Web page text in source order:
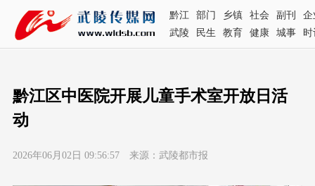
黔江 部门 乡镇 社会 副刊
企
武陵
民生 教育 健康 城事 时
黔江区中医院开展儿童手术室开放日活
动
2026年06月02日 09:56:57 来源：武陵都市报